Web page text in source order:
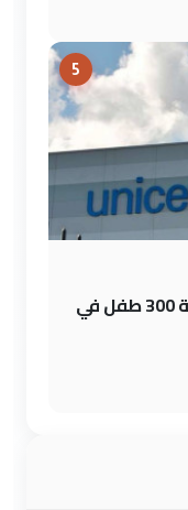
5
اليونيسف توثق استشهاد قرابة 300 طفل في